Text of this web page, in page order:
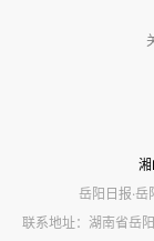
岳阳日报·岳
联系地址：湖南省岳